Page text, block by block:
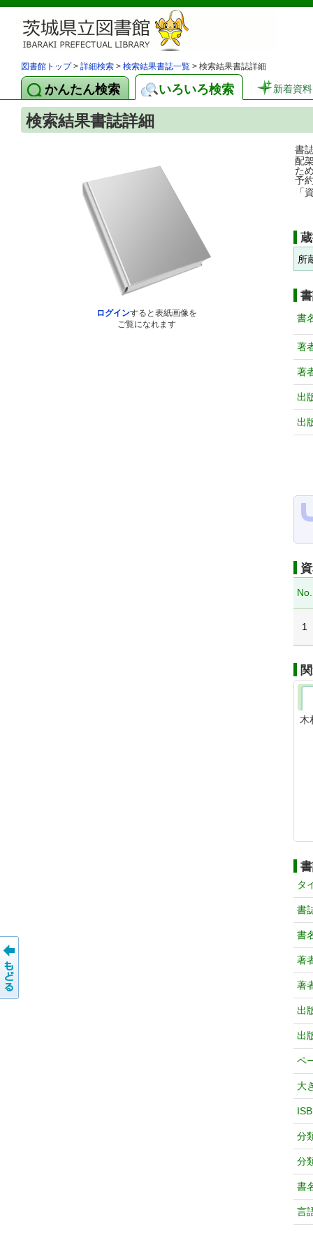
図書館トップ> 詳細検索 > 検索結果書誌一覧 > 検索結果書誌詳細
かんたん検索 いろいろ検索 新着資料
検索結果書誌詳細
ログインすると表紙画像を
ご覧になれます
書
配
た
予
「
所
書
著
著
出
出
No.
1
木
タ
書
書
著
著
出
出
ペ
大
分
分
書
言